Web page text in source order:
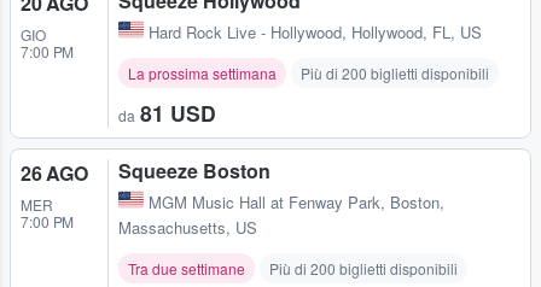
GIO
7:00 PM
Hard Rock Live - Hollywood, Hollywood, FL, US
La prossima settimana Più di 200 biglietti disponibili
da 81 USD
26 AGO
MER
7:00 PM
Squeeze Boston
MGM Music Hall at Fenway Park, Boston,
Massachusetts, US
Tra due settimane Più di 200 biglietti disponibili